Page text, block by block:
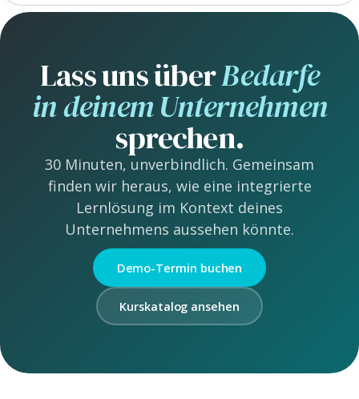
Lass uns überBedarfe
in deinem Unternehmen
sprechen.
30 Minuten, unverbindlich. Gemeinsam
finden wir heraus, wie eine integrierte
Lernlösung im Kontext deines
Unternehmens aussehen könnte.
Demo-Termin buchen
Kurskatalog ansehen